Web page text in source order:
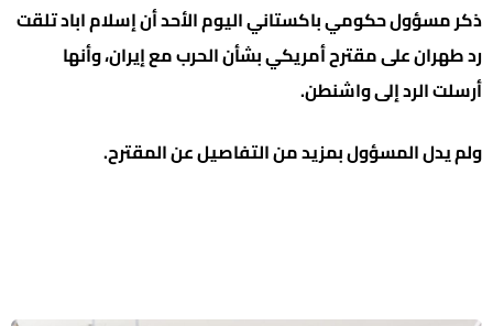
ذكر مسؤول حكومي باكستاني اليوم الأحد أن إسلام اباد تلقت
رد طهران على مقترح أمريكي بشأن الحرب مع إيران، وأنها
أرسلت الرد إلى واشنطن.
ولم يدل المسؤول بمزيد من التفاصيل عن المقترح.